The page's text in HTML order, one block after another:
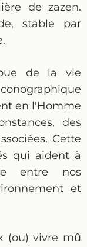
de zazen.
stable par
de la vie
en l'Homme
des
Cette
qui aident à
entre nos
et
(ou) vivre mû